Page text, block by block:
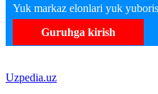
Yuk markaz elonlari yuk
Guruhga kirish
Uzpedia.uz